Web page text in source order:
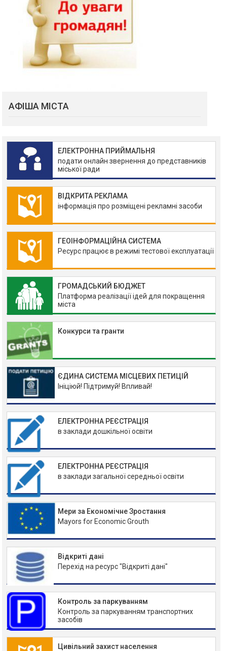
АФІША МІСТА
ЕЛЕКТРОННА ПРИЙМАЛЬНЯ
подати онлайн звернення до представників
міської ради
ВІДКРИТА РЕКЛАМА
інформація про розміщені рекламні засоби
ГЕОІНФОРМАЦІЙНА СИСТЕМА
Ресурс працює в режимі тестової експлуатації
ГРОМАДСЬКИЙ БЮДЖЕТ
Платформа реалізації ідей для покращення
міста
Конкурси та гранти
ЄДИНА СИСТЕМА МІСЦЕВИХ ПЕТИЦІЙ
Ініціюй! Підтримуй! Впливай!
ЕЛЕКТРОННА РЕЄСТРАЦІЯ
в заклади дошкільної освіти
ЕЛЕКТРОННА РЕЄСТРАЦІЯ
в заклади загальної середньої освіти
Мери за Економічне Зростання
Mayors for Economic Grouth
Відкриті дані
Перехід на ресурс "Відкриті дані"
Контроль за паркуванням
Контроль за паркуванням транспортних
засобів
Цивільний захист населення